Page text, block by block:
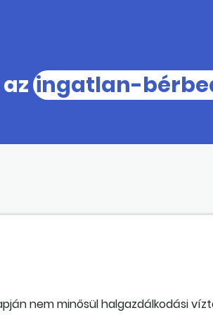
ingatlan-
nem minősül halgazdálkodási